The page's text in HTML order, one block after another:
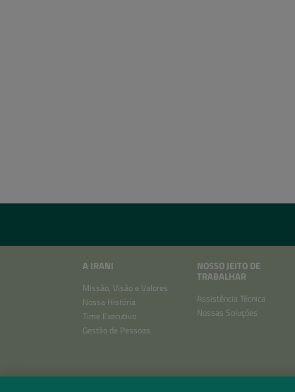
A IRANI
Missão, Visão e Valores
Nossa História
Time Executivo
Gestão de Pessoas
NOSSO JEITO DE
TRABALHAR
Assistência Técnica
Nossas Soluções